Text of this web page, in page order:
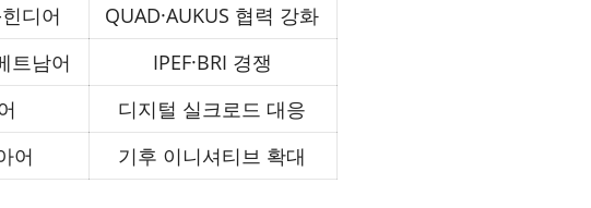
힌디어 QUAD·AUKUS 협력 강화
트남어 IPEF·BRI 경쟁
디지털 실크로드 대응
어 기후 이니셔티브 확대